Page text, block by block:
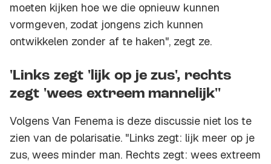
moeten kijken hoe we die opnieuw kunnen
vormgeven, zodat jongens zich kunnen
ontwikkelen zonder af te haken", zegt ze.
'Links zegt 'lijk op je zus', rechts
zegt 'wees extreem mannelijk''
Volgens Van Fenema is deze discussie niet los te
zien van de polarisatie. "Links zegt: lijk meer op je
zus, wees minder man. Rechts zegt: wees extreem